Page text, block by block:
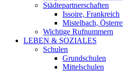
Städtepartnerschaften
Issoire, Frankreich
Mistelbach,
Wichtige Rufnummern
LEBEN & SOZIALES
Schulen
Grundschulen
Mittelschulen